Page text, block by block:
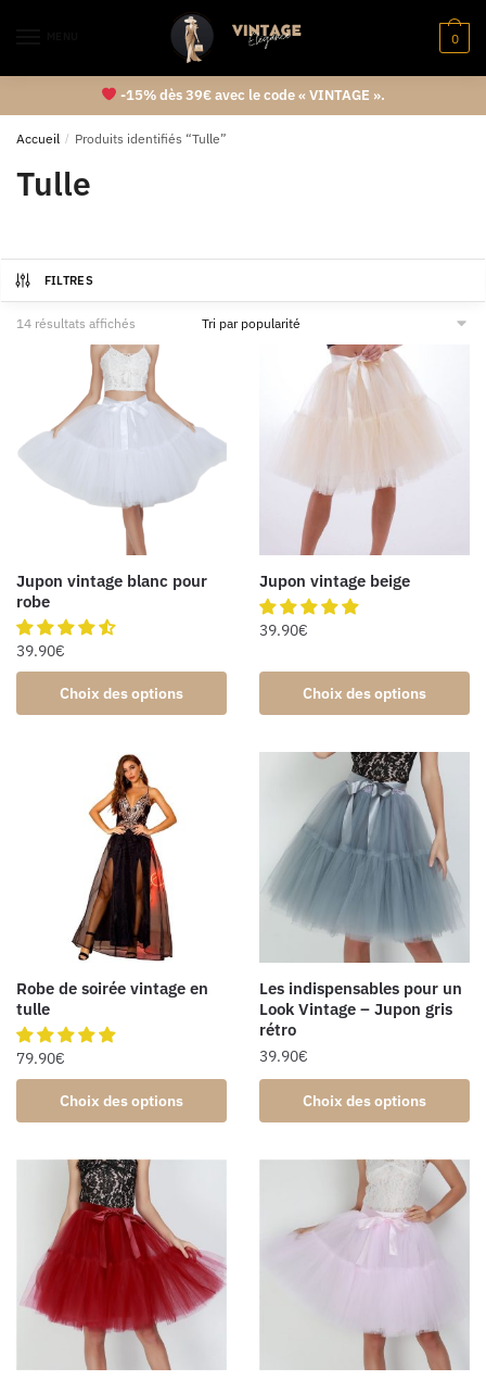
0
-15% dès 39€ avec le code « VINTAGE ».
Accueil / Produits identifiés “Tulle”
Tulle
FILTRES
14 résultats affichés
Jupon vintage blanc pour
robe
39.90€
Choix des options
Jupon vintage beige
39.90€
Choix des options
Robe de soirée vintage en
tulle
79.90€
Choix des options
Les indispensables pour un
Look Vintage – Jupon gris
rétro
39.90€
Choix des options